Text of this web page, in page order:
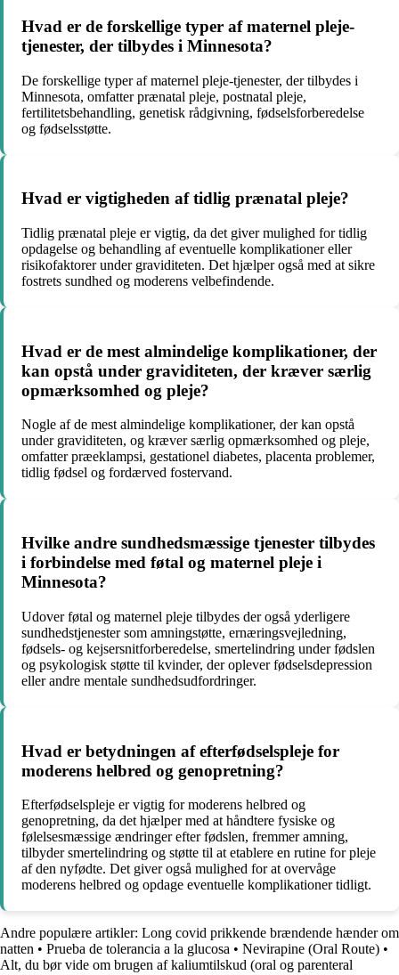
Hvad er de forskellige typer af maternel pleje-
tjenester, der tilbydes i Minnesota?
De forskellige typer af maternel pleje-tjenester, der tilbydes i
Minnesota, omfatter prænatal pleje, postnatal pleje,
fertilitetsbehandling, genetisk rådgivning, fødselsforberedelse
og fødselsstøtte.
Hvad er vigtigheden af tidlig prænatal pleje?
Tidlig prænatal pleje er vigtig, da det giver mulighed for tidlig
opdagelse og behandling af eventuelle komplikationer eller
risikofaktorer under graviditeten. Det hjælper også med at sikre
fostrets sundhed og moderens velbefindende.
Hvad er de mest almindelige komplikationer, der
kan opstå under graviditeten, der kræver særlig
opmærksomhed og pleje?
Nogle af de mest almindelige komplikationer, der kan opstå
under graviditeten, og kræver særlig opmærksomhed og pleje,
omfatter præeklampsi, gestationel diabetes, placenta problemer,
tidlig fødsel og fordærved fostervand.
Hvilke andre sundhedsmæssige tjenester tilbydes
i forbindelse med føtal og maternel pleje i
Minnesota?
Udover føtal og maternel pleje tilbydes der også yderligere
sundhedstjenester som amningstøtte, ernæringsvejledning,
fødsels- og kejsersnitforberedelse, smertelindring under fødslen
og psykologisk støtte til kvinder, der oplever fødselsdepression
eller andre mentale sundhedsudfordringer.
Hvad er betydningen af efterfødselspleje for
moderens helbred og genopretning?
Efterfødselspleje er vigtig for moderens helbred og
genopretning, da det hjælper med at håndtere fysiske og
følelsesmæssige ændringer efter fødslen, fremmer amning,
tilbyder smertelindring og støtte til at etablere en rutine for pleje
af den nyfødte. Det giver også mulighed for at overvåge
moderens helbred og opdage eventuelle komplikationer tidligt.
Andre populære artikler: Long covid prikkende brændende hænder om
natten • Prueba de tolerancia a la glucosa • Nevirapine (Oral Route) •
Alt, du bør vide om brugen af kaliumtilskud (oral og parenteral